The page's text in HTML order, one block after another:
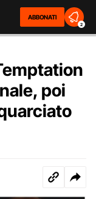
ABBONATI
2
poi